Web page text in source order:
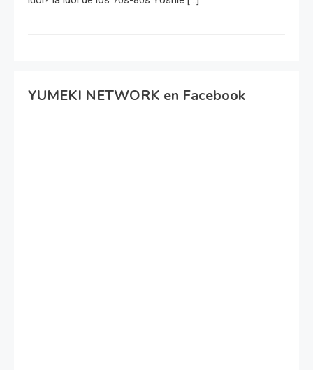
YUMEKI NETWORK en Facebook